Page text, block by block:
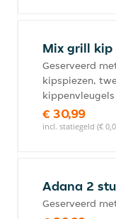
Mix grill kip
Geserveerd
kipspiezen,
kippenvleugels
€ 30,99
incl. statiegeld (€
Adana 2
Geserveerd